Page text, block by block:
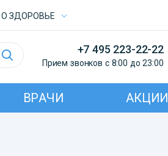
О ЗДОРОВЬЕ
+7 495 223-22-22
Прием звонков с 8:00 до 23:00
ВРАЧИ АКЦИИ